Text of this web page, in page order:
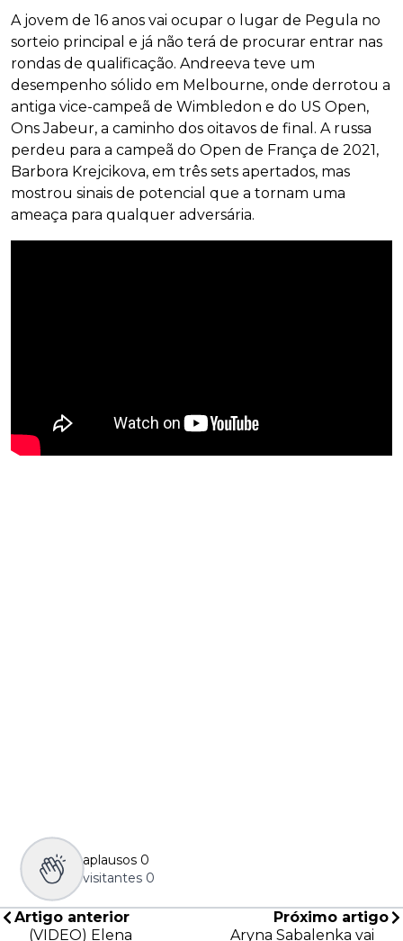
A jovem de 16 anos vai ocupar o lugar de Pegula no
sorteio principal e já não terá de procurar entrar nas
rondas de qualificação. Andreeva teve um
desempenho sólido em Melbourne, onde derrotou a
antiga vice-campeã de Wimbledon e do US Open,
Ons Jabeur, a caminho dos oitavos de final. A russa
perdeu para a campeã do Open de França de 2021,
Barbora Krejcikova, em três sets apertados, mas
mostrou sinais de potencial que a tornam uma
ameaça para qualquer adversária.
aplausos 0
visitantes 0
Artigo anterior
(VIDEO) Elena
Próximo artigo
Aryna Sabalenka vai